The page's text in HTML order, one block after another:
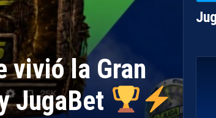
vivió la Gran
JugaBet